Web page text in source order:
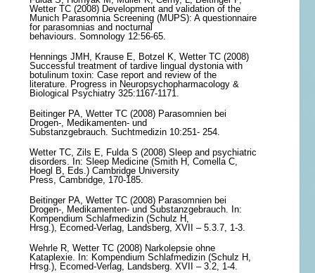
Wetter TC (2008) Development and validation of the
Munich Parasomnia Screening (MUPS): A questionnaire
for parasomnias and nocturnal
behaviours. Somnology 12:56-65.
Hennings JMH, Krause E, Botzel K, Wetter TC (2008)
Successful treatment of tardive lingual dystonia with
botulinum toxin: Case report and review of the
literature. Progress in Neuropsychopharmacology &
Biological Psychiatry 325:1167-1171.
Beitinger PA, Wetter TC (2008) Parasomnien bei
Drogen-, Medikamenten- und
Substanzgebrauch. Suchtmedizin 10:251- 254.
Wetter TC, Zils E, Fulda S (2008) Sleep and psychiatric
disorders. In: Sleep Medicine (Smith H, Comella C,
Hoegl B, Eds.) Cambridge University
Press, Cambridge, 170-185.
Beitinger PA, Wetter TC (2008) Parasomnien bei
Drogen-, Medikamenten- und Substanzgebrauch. In:
Kompendium Schlafmedizin (Schulz H,
Hrsg.), Ecomed-Verlag, Landsberg, XVII – 5.3.7, 1-3.
Wehrle R, Wetter TC (2008) Narkolepsie ohne
Kataplexie. In: Kompendium Schlafmedizin (Schulz H,
Hrsg.), Ecomed-Verlag, Landsberg. XVII – 3.2, 1-4.